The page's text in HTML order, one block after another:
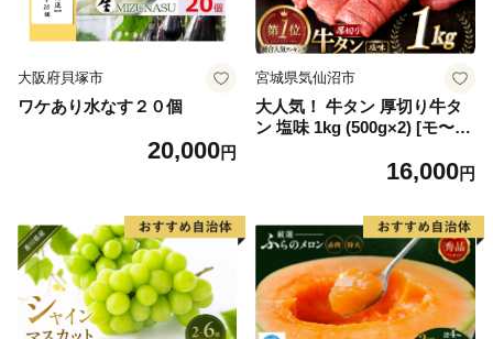
大阪府貝塚市
ワケあり水なす２０個
20,000円
宮城県気仙沼市
大人気！ 牛タン 厚切り牛タ
ン 塩味 1kg (500g×2) [モ〜ラ
60] 肉 牛肉 精肉 牛たん 牛タ
厚切り タン
16,000円